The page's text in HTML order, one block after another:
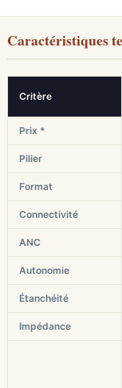
Caractéristiques
Critère
Prix *
Pilier
Format
Connectivité
ANC
Autonomie
Étanchéité
Impédance